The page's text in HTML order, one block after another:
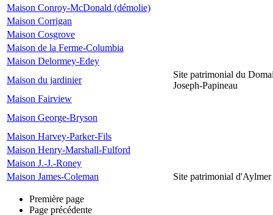
Maison Conroy-McDonald (démolie)
Maison Corrigan
Maison Cosgrove
Maison de la Ferme-Columbia
Maison Delormey-Edey
Maison du jardinier
Site patrimonial du
Joseph-Papineau
Maison Fairview
Maison George-Bryson
Maison Harvey-Parker-Fils
Maison Henry-Marshall-Fulford
Maison J.-J.-Roney
Maison James-Coleman
Site patrimonial d'Aylmer
Première page
Page précédente